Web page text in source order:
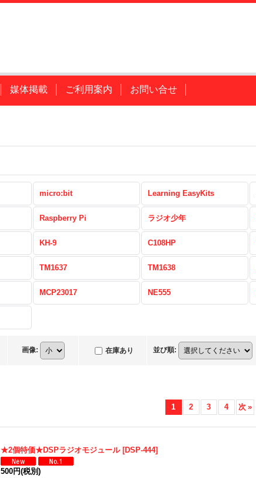
媒体掲載 ご利用案内 お問い合せ
micro:bit Learning EasyKits
Raspberry Pi ラジオ少年
KH-9 C108HP
TM1637 TM1638
MCP23017 NE555
画像: 在庫あり 並び順:
1 2 3 4 次 »
★2個特価★DSPラジオモジュール [DSP-444]
500円(税別)